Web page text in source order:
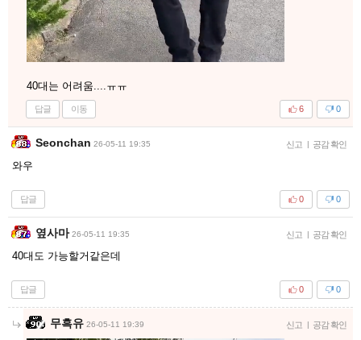
40대는 어려움....ㅠㅠ
답글 이동 0
6
Seonchan 26-05-11 19:35 신고 | 공감 확인
와우
답글 0
0
옆사마 26-05-11 19:35 신고 | 공감 확인
40대도 가능할거같은데
답글 0
0
무흑유 26-05-11 19:39 신고 | 공감 확인